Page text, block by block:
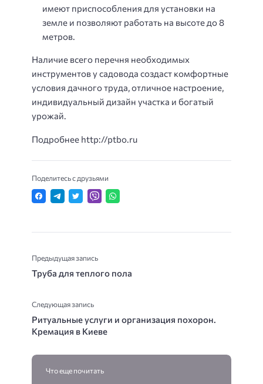
имеют приспособления для установки на
земле и позволяют работать на высоте до 8
метров.
Наличие всего перечня необходимых
инструментов у садовода создаст комфортные
условия дачного труда, отличное настроение,
индивидуальный дизайн участка и богатый
урожай.
Подробнее http://ptbo.ru
Поделитесь с друзьями
Предыдущая запись
Труба для теплого пола
Следующая запись
Ритуальные услуги и организация похорон.
Кремация в Киеве
Что еще почитать